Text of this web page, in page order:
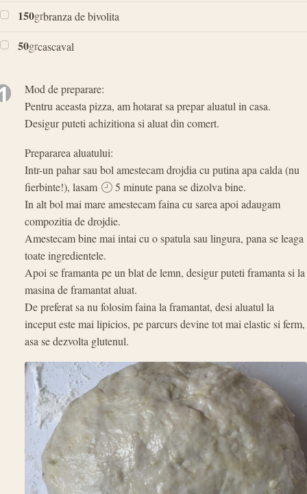
150grbranza de bivolita
50grcascaval
Mod de preparare:
Pentru aceasta pizza, am hotarat sa prepar aluatul in casa.
Desigur puteti achizitiona si aluat din comert.
Prepararea aluatului:
Intr-un pahar sau bol amestecam drojdia cu putina apa calda (nu
fierbinte!), lasam
5 minute pana se dizolva bine.
In alt bol mai mare amestecam faina cu sarea apoi adaugam
compozitia de drojdie.
Amestecam bine mai intai cu o spatula sau lingura, pana se leaga
toate ingredientele.
Apoi se framanta pe un blat de lemn, desigur puteti framanta si la
masina de framantat aluat.
De preferat sa nu folosim faina la framantat, desi aluatul la
inceput este mai lipicios, pe parcurs devine tot mai elastic si ferm,
asa se dezvolta glutenul.